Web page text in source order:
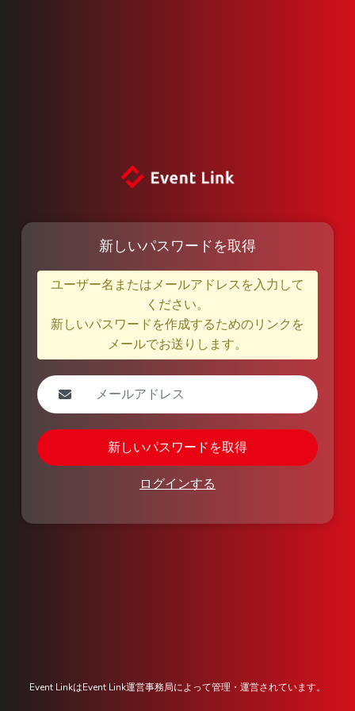
新しいパスワードを取得
ユーザー名またはメールアドレスを入力して
ください。
新しいパスワードを作成するためのリンクを
メールでお送りします。
新しいパスワードを取得
ログインする
Event LinkはEvent Link運営事務局によって管理・運営されています。